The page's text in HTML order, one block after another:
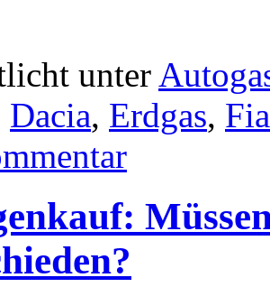
unter
Dacia, Erdgas,